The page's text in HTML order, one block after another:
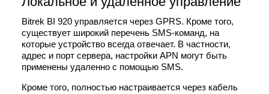
Bitrek BI 920 управляется через GPRS. Кроме того,
существует широкий перечень SMS-команд, на
которые устройство всегда отвечает. В частности,
адрес и порт сервера, настройки APN могут быть
применены удаленно с помощью SMS.
Кроме того, полностью настраивается через кабель